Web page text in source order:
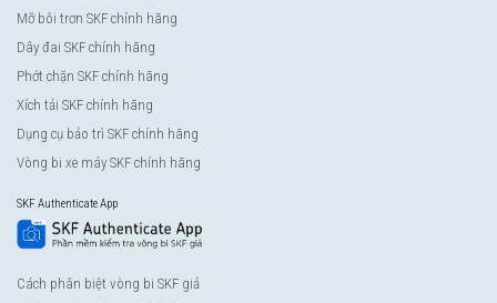
Mỡ bôi trơn SKF chính hãng
Dây đai SKF chính hãng
Phớt chặn SKF chính hãng
Xích tải SKF chính hãng
Dụng cụ bảo trì SKF chính hãng
Vòng bi xe máy SKF chính hãng
SKF Authenticate App
Cách phân biệt vòng bi SKF giả